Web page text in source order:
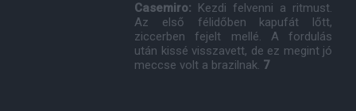
Casemiro: Kezdi felvenni a ritmust.
Az első félidőben kapufát lőtt,
ziccerben fejelt mellé. A fordulás
után kissé visszavett, de ez megint jó
meccse volt a brazilnak. 7